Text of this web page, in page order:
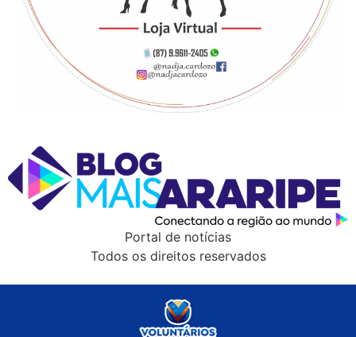
Portal de notícias
Todos os direitos reservados